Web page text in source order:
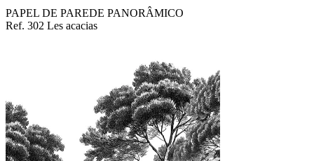
PAPEL DE PAREDE PANORÂMICO
Ref. 302 Les acacias